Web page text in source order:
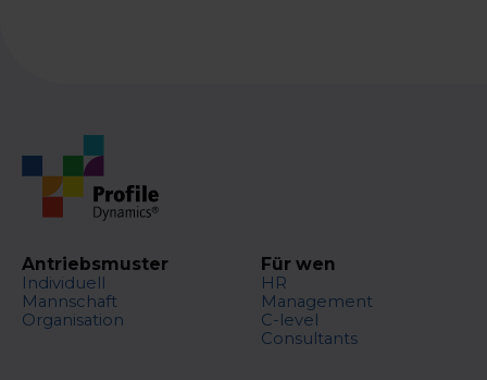
Antriebsmuster
Individuell
Mannschaft
Organisation
Für wen
HR
Management
C-level
Consultants